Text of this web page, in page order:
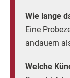
Wie lange
Eine
andauern
Welche